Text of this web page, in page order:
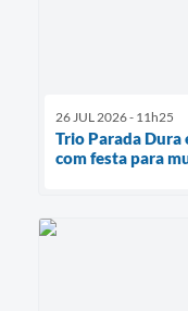
26 JUL 2026 - 11h25
Trio Parada Dura
com festa para